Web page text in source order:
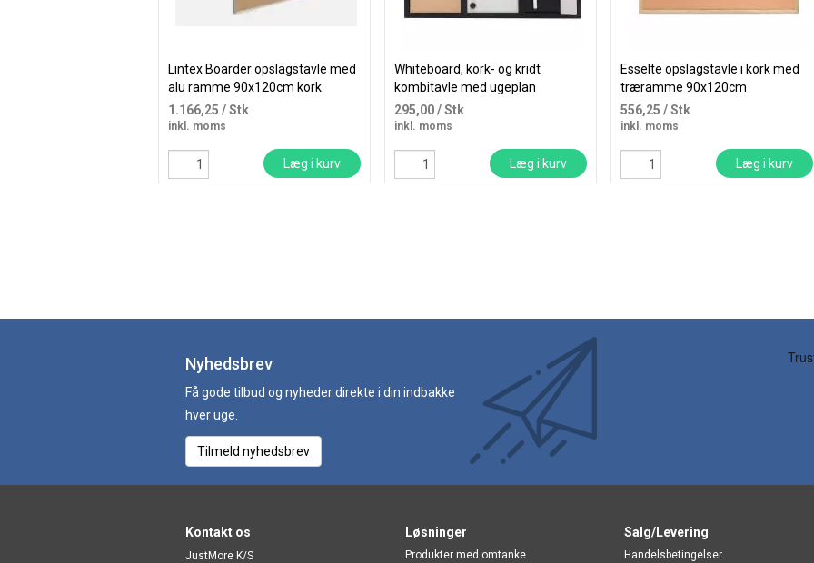
Lintex Boarder opslagstavle med
alu ramme 90x120cm kork
1.166,25 / Stk
inkl. moms
Læg i kurv
Whiteboard, kork- og kridt
kombitavle med ugeplan
70x50cm
295,00/ Stk
inkl. moms
Læg i kurv
Esselte opslagstavle i kork med
træramme 90x120cm
556,25 / Stk
inkl. moms
Læg i kurv
Nyhedsbrev
Få gode tilbud og nyheder direkte i din indbakke
hver uge.
Tilmeld nyhedsbrev
Kontakt os
JustMore K/S
Løsninger
Produkter med omtanke
Salg/Levering
Handelsbetingelser